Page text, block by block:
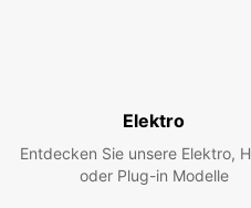
Elektro
Entdecken Sie unsere Elektro,
oder Plug-in Modelle